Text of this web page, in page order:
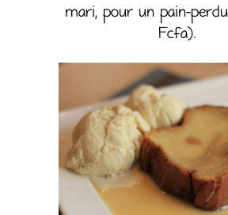
mari, pour un pain-
Fcfa).